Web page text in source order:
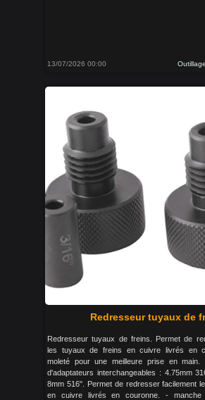
13/07/2026 00:00
Redresseur tuyaux de
Redresseur tuyaux de freins. Permet de
les tuyaux de freins en cuivre livrés en
moleté pour une meilleure prise en
d'adaptateurs interchangeables : 4.75mm
8mm 516". Permet de redresser facilement
en cuivre livrés en couronne. - manche